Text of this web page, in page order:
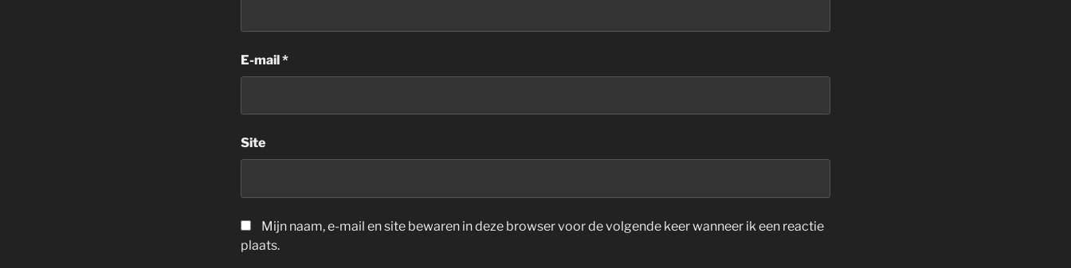
E-mail*
Site
Mijn naam, e-mail en site bewaren in deze browser voor de volgende keer wanneer ik een reactie
plaats.